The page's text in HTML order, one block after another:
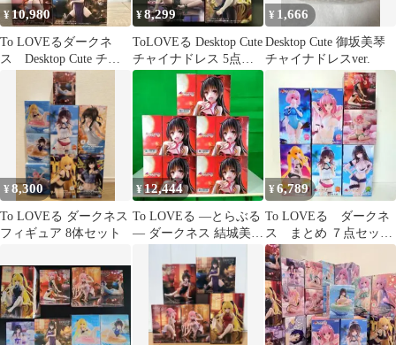
¥10,980
To LOVEるダークネ
ス Desktop Cute チャ
イナドレス 4体セット
¥8,299
ToLOVEる Desktop Cute
チャイナドレス 5点セ
ット
¥ 1,666
Desktop Cute 御坂美琴
チャイナドレスver.
¥8,300
To LOVEる ダークネス
フィギュア 8体セット
¥12,444
To LOVEる ―とらぶる
― ダークネス 結城美
セット
¥6,789
To LOVEる ダークネ
ス まとめ ７点セッ
ト。